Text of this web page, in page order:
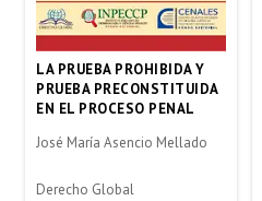
LA PRUEBA PROHIBIDA Y
PRUEBA PRECONSTITUIDA
EN EL PROCESO PENAL
José María Asencio Mellado
Derecho Global